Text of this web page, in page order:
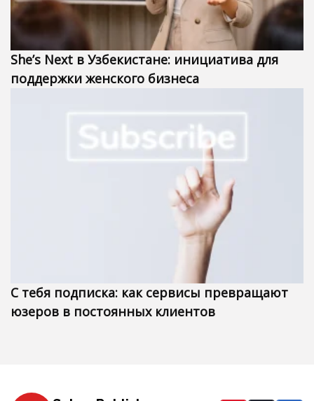
She’s Next в Узбекистане: инициатива для
поддержки женского бизнеса
С тебя подписка: как сервисы превращают
юзеров в постоянных клиентов